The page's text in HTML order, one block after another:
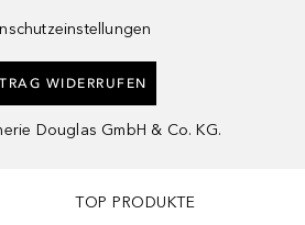
WIDERRUFEN
Douglas GmbH & Co. KG.
TOP PRODUKTE